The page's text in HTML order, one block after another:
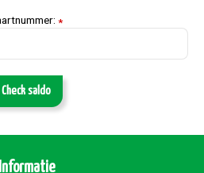
*
Check saldo
Informatie